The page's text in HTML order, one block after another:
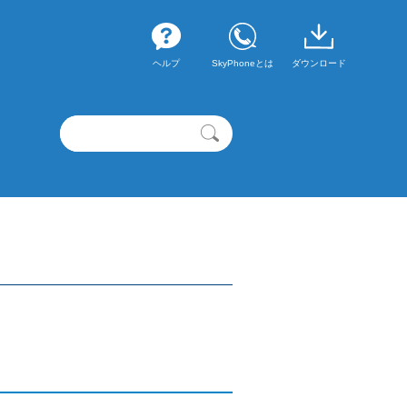
ヘルプ SkyPhoneとは ダウンロード